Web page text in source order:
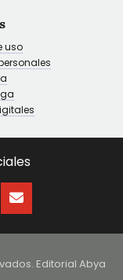
uso
Editorial Abya